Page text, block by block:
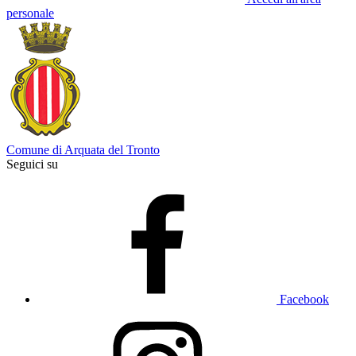
personale
Comune di Arquata del Tronto
Seguici su
Facebook